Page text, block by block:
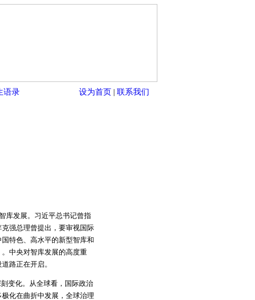
语录 设为首页 | 联系我们
库发展。习近平总书记曾指
强总理曾提出，要审视国际
特色、高水平的新型智库和
中央对智库发展的高度重
路正在开启。
变化。从全球看，国际政治
化在曲折中发展，全球治理